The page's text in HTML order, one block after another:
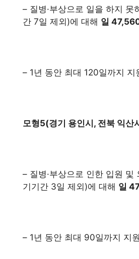
– 질병·부상으로 일을 하지 못
간 7일 제외)에 대해 일
– 1년 동안 최대 120일까지 지
모형5(경기 용인시, 전북 익산
– 질병·부상으로 인한 입원 및
기기간 3일 제외)에 대해 일
– 1년 동안 최대 90일까지 지